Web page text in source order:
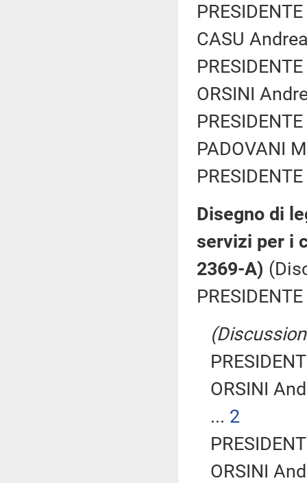
CASU
ORSINI
PADOVANI
Disegno di
servizi per i
2369-A)
ORSINI
... 2
ORSINI